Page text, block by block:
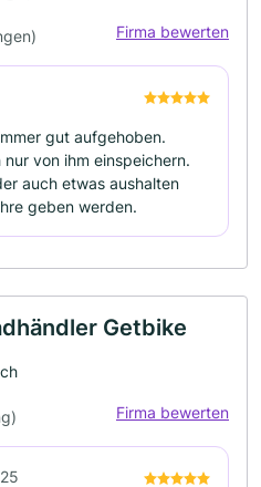
Firma bewerten
gut aufgehoben.
von ihm einspeichern.
auch etwas aushalten
geben werden.
Getbike
Firma bewerten